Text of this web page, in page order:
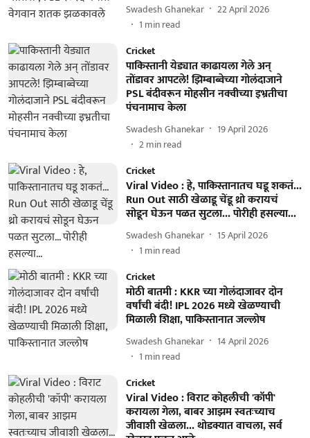
Swadesh Ghanekar
22 April 2026
1 min read
Cricket
पाकिस्तानी येड्यात काढायला गेले अन्
तोंडावर आपटले! झिम्बाब्वेच्या गोलंदाजाने
PSL बंदीवरून मोहसीन नक्वीच्या इभ्रतीचा
पंचनामाच केला
Swadesh Ghanekar
19 April 2026
2min read
Cricket
Viral Video : हे, पाकिस्तानातच घडू शकतं...
Run Out साठी खेळाडू चेंडू थ्रो करायचं
सोडून घेऊन पळत सुटला... पोरीही हसल्या...
Swadesh Ghanekar
15 April 2026
1 min read
Cricket
मोठी बातमी : KKR च्या गोलंदाजावर दोन
वर्षांची बंदी! IPL 2026 मध्ये खेळण्याची
मिळाली शिक्षा, पाकिस्तानात जल्लोष
Swadesh Ghanekar
14 April 2026
1 min read
Cricket
Viral Video : विराट कोहलीची 'कॉपी'
करायला गेला, बाबर आझम स्वतःच्याच
जीवाशी खेळला... थोडक्यात वाचला, सर्व